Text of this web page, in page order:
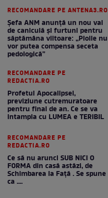
RECOMANDARE PE ANTENA3.RO
Șefa ANM anunță un nou val
de caniculă și furtuni pentru
săptămâna viitoare: „Ploile nu
vor putea compensa seceta
pedologică”
RECOMANDARE PE
REDACTIA.RO
Profetul Apocalipsei,
previziune cutremuratoare
pentru final de an. Ce se va
intampla cu LUMEA e TERIBIL
RECOMANDARE PE
REDACTIA.RO
Ce să nu arunci SUB NICI O
FORMA din casă astăzi, de
Schimbarea la Față . Se spune
ca ....